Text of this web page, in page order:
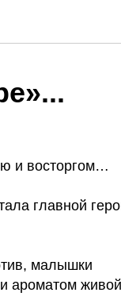
и восторгом…
главной
малышки
ароматом живой